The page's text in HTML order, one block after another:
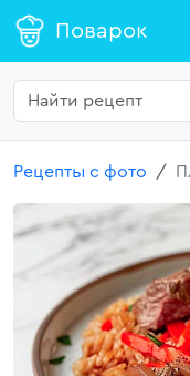
Поварок
Рецепты с фото